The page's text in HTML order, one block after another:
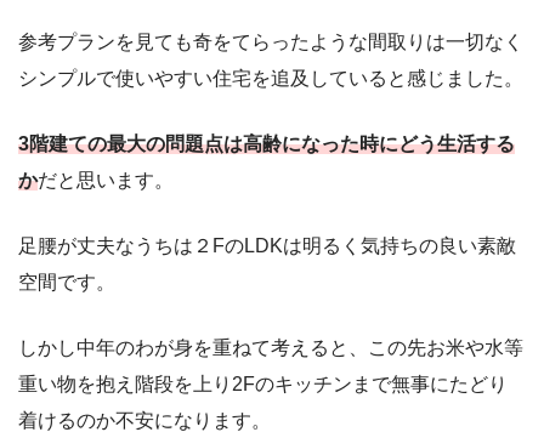
参考プランを見ても奇をてらったような間取りは一切なく
シンプルで使いやすい住宅を追及していると感じました。
3階建ての最大の問題点は高齢になった時にどう生活する
かだと思います。
足腰が丈夫なうちは２FのLDKは明るく気持ちの良い素敵
空間です。
しかし中年のわが身を重ねて考えると、この先お米や水等
重い物を抱え階段を上り2Fのキッチンまで無事にたどり
着けるのか不安になります。